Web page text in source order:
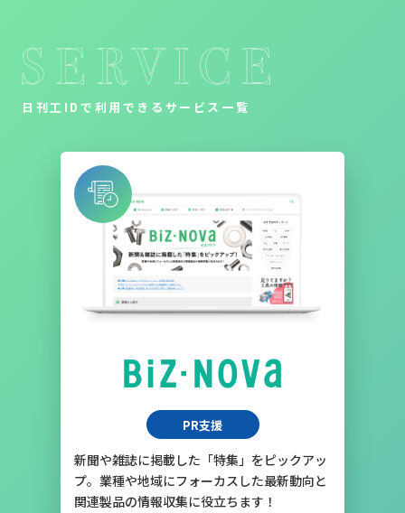
日刊工IDで利用できるサービス一覧
PR支援
新聞や雑誌に掲載した「特集」をピックアッ
プ。業種や地域にフォーカスした最新動向と
関連製品の情報収集に役立ちます！